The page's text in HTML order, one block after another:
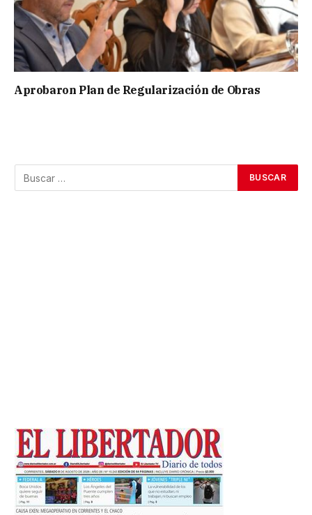
Aprobaron Plan de Regularización de Obras